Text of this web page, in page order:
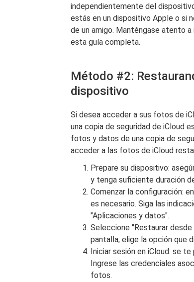
independientemente del
estás en un dispositivo Apple o si
de un amigo. Manténgase atento
esta guía completa.
Método #2:
dispositivo
Si desea acceder a sus fotos de
una copia de seguridad de iCloud
fotos y datos de una copia de
acceder a las fotos de iCloud
Prepare su dispositivo:
y tenga suficiente duración
Comenzar la configuración:
es necesario. Siga las
"Aplicaciones y datos".
Seleccione "Restaurar
pantalla, elige la opción que
Iniciar sesión en iCloud: se
Ingrese las credenciales
fotos.